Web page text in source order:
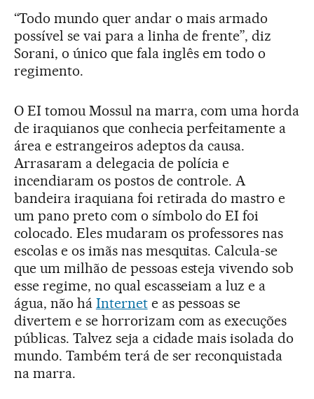
“Todo mundo quer andar o mais armado
possível se vai para a linha de frente”, diz
Sorani, o único que fala inglês em todo o
regimento.
O EI tomou Mossul na marra, com uma horda
de iraquianos que conhecia perfeitamente a
área e estrangeiros adeptos da causa.
Arrasaram a delegacia de polícia e
incendiaram os postos de controle. A
bandeira iraquiana foi retirada do mastro e
um pano preto com o símbolo do EI foi
colocado. Eles mudaram os professores nas
escolas e os imãs nas mesquitas. Calcula-se
que um milhão de pessoas esteja vivendo sob
esse regime, no qual escasseiam a luz e a
água, não há Internete as pessoas se
divertem e se horrorizam com as execuções
públicas. Talvez seja a cidade mais isolada do
mundo. Também terá de ser reconquistada
na marra.